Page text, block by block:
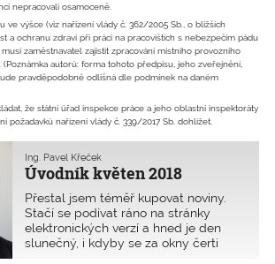
nepracovali osamoceně.
ve výšce (viz nařízení vlády č. 362/2005 Sb., o bližších
a ochranu zdraví při práci na pracovištích s nebezpečím pádu
zaměstnavatel zajistit zpracování místního provozního
autorů: forma tohoto předpisu, jeho zveřejnění,
pravděpodobně odlišná dle podmínek na daném
že státní úřad inspekce práce a jeho oblastní inspektoráty
požadavků nařízení vlády č. 339/2017 Sb. dohlížet.
Úvodník květen 2018
Ing. Pavel Křeček
Přestal jsem téměř kupovat noviny.
Stačí se podívat ráno na stránky
elektronických verzí a hned je den
slunečný, i kdyby se za okny čerti